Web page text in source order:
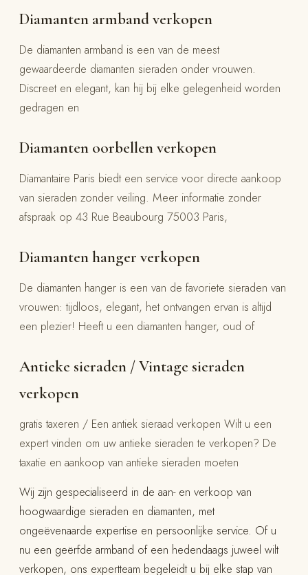
Diamanten armband verkopen
De diamanten armband is een van de meest
gewaardeerde diamanten sieraden onder vrouwen.
Discreet en elegant, kan hij bij elke gelegenheid worden
gedragen en
Diamanten oorbellen verkopen
Diamantaire Paris biedt een service voor directe aankoop
van sieraden zonder veiling. Meer informatie zonder
afspraak op 43 Rue Beaubourg 75003 Paris,
Diamanten hanger verkopen
De diamanten hanger is een van de favoriete sieraden van
vrouwen: tijdloos, elegant, het ontvangen ervan is altijd
een plezier! Heeft u een diamanten hanger, oud of
Antieke sieraden / Vintage sieraden
verkopen
gratis taxeren / Een antiek sieraad verkopen Wilt u een
expert vinden om uw antieke sieraden te verkopen? De
taxatie en aankoop van antieke sieraden moeten
Wij zijn gespecialiseerd in de aan- en verkoop van
hoogwaardige sieraden en diamanten, met
ongeëvenaarde expertise en persoonlijke service. Of u
nu een geërfde armband of een hedendaags juweel wilt
verkopen, ons expertteam begeleidt u bij elke stap van